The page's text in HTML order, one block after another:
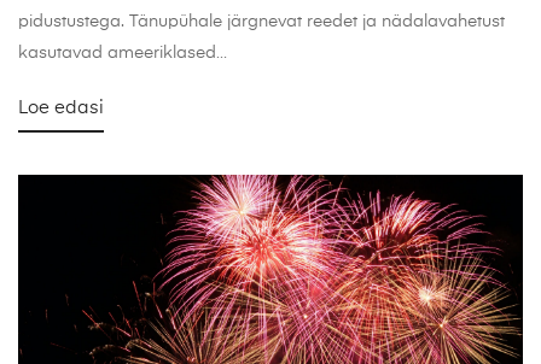
pidustustega. Tänupühale järgnevat reedet ja nädalavahetust
kasutavad ameeriklased…
Loe edasi